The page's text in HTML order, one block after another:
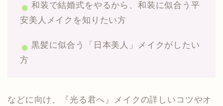
和装で結婚式をやるから、和装に似合う平
安美人メイクを知りたい方
黒髪に似合う「日本美人」メイクがしたい
方
などに向け、『光る君へ』メイクの詳しいコツやオ